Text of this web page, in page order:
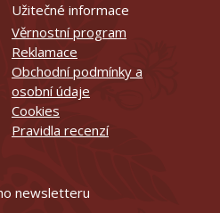
Užitečné informace
Věrnostní program
Reklamace
Obchodní podmínky a
osobní údaje
Cookies
Pravidla recenzí
newsletteru